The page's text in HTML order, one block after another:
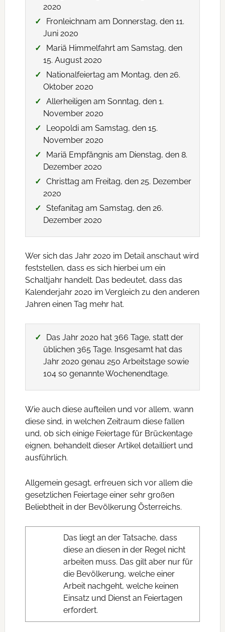
2020
Fronleichnam am Donnerstag, den 11.
Juni 2020
Mariä Himmelfahrt am Samstag, den
15. August 2020
Nationalfeiertag am Montag, den 26.
Oktober 2020
Allerheiligen am Sonntag, den 1.
November 2020
Leopoldi am Samstag, den 15.
November 2020
Mariä Empfängnis am Dienstag, den 8.
Dezember 2020
Christtag am Freitag, den 25. Dezember
2020
Stefanitag am Samstag, den 26.
Dezember 2020
Wer sich das Jahr 2020 im Detail anschaut wird
feststellen, dass es sich hierbei um ein
Schaltjahr handelt. Das bedeutet, dass das
Kalenderjahr 2020 im Vergleich zu den anderen
Jahren einen Tag mehr hat.
Das Jahr 2020 hat 366 Tage, statt der
üblichen 365 Tage. Insgesamt hat das
Jahr 2020 genau 250 Arbeitstage sowie
104 so genannte Wochenendtage.
Wie auch diese aufteilen und vor allem, wann
diese sind, in welchen Zeitraum diese fallen
und, ob sich einige Feiertage für Brückentage
eignen, behandelt dieser Artikel detailliert und
ausführlich.
Allgemein gesagt, erfreuen sich vor allem die
gesetzlichen Feiertage einer sehr großen
Beliebtheit in der Bevölkerung Österreichs.
Das liegt an der Tatsache, dass
diese an diesen in der Regel nicht
arbeiten muss. Das gilt aber nur für
die Bevölkerung, welche einer
Arbeit nachgeht, welche keinen
Einsatz und Dienst an Feiertagen
erfordert.